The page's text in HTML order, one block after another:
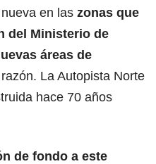
en las zonas que
del Ministerio de
áreas de
La Autopista Norte
hace 70 años
de fondo a este